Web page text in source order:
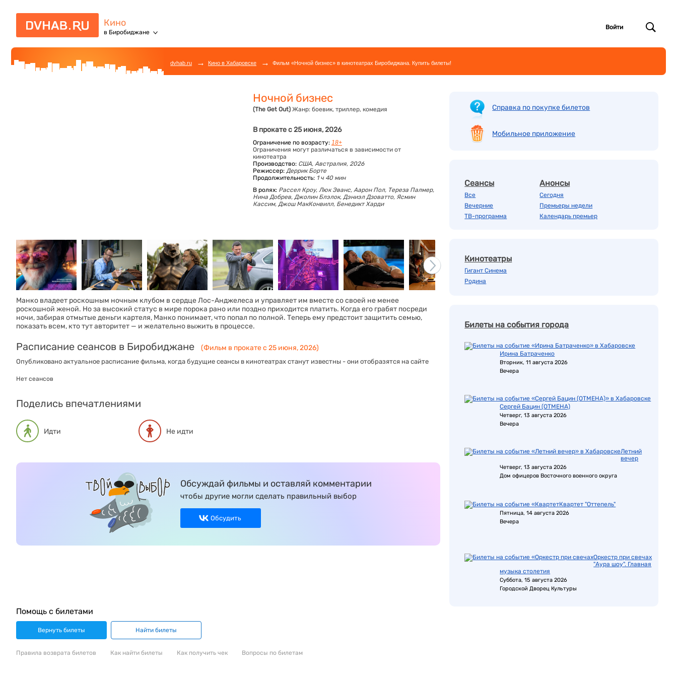
Кино
в Биробиджане
Войти
dvhab.ru → Кино в Хабаровске → Фильм «Ночной бизнес» в кинотеатрах Биробиджана. Купить билеты!
Ночной бизнес
(The Get Out) Жанр: боевик, триллер, комедия
В прокате с 25 июня, 2026
Ограничение по возрасту: 18+
Ограничения могут различаться в зависимости от
кинотеатра
Производство: США, Австралия, 2026
Режиссер: Деррик Борте
Продолжительность: 1 ч 40 мин
В ролях: Рассел Кроу, Люк Эванс, Аарон Пол, Тереза Палмер,
Нина Добрев, Джолин Блэлок, Дэниэл Дзоватто, Ясмин
Кассим, Джош МакКонвилл, Бенедикт Харди
Манко владеет роскошным ночным клубом в сердце Лос-Анджелеса и управляет им вместе со своей не менее
роскошной женой. Но за высокий статус в мире порока рано или поздно приходится платить. Когда его грабят посреди
ночи, забирая отмытые деньги картеля, Манко понимает, что попал по полной. Теперь ему предстоит защитить семью,
показать всем, кто тут авторитет — и желательно выжить в процессе.
Расписание сеансов в Биробиджане (Фильм в прокате с 25 июня, 2026)
Опубликовано актуальное расписание фильма, когда будущие сеансы в кинотеатрах станут известны - они отобразятся на сайте
Нет сеансов
Поделись впечатлениями
Идти Не идти
Обсуждай фильмы и оставляй комментарии
чтобы другие могли сделать правильный выбор
Обсудить
Справка по покупке билетов
Мобильное приложение
Сеансы
Все
Вечерние
ТВ-программа
Анонсы
Сегодня
Премьеры недели
Календарь премьер
Кинотеатры
Гигант Синема
Родина
Билеты на события города
Ирина Батраченко
Вторник, 11 августа 2026
Вечера
Сергей Бацин (ОТМЕНА)
Четверг, 13 августа 2026
Вечера
Летний
вечер
Четверг, 13 августа 2026
Дом офицеров Восточного военного округа
Квартет "Оттепель"
Пятница, 14 августа 2026
Вечера
Оркестр при свечах
"Аура шоу". Главная
музыка столетия
Суббота, 15 августа 2026
Городской Дворец Культуры
Помощь с билетами
Вернуть билеты Найти билеты
Правила возврата билетов Как найти билеты Как получить чек Вопросы по билетам